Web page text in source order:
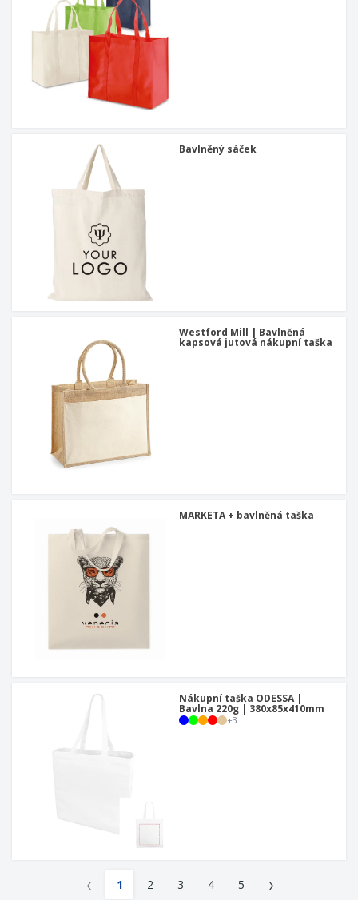
Bavlněný sáček
Westford Mill | Bavlněná
kapsová jutová nákupní taška
MARKETA + bavlněná taška
Nákupní taška ODESSA |
Bavlna 220g | 380x85x410mm
+3
‹ 1 2 3 4 5 ›